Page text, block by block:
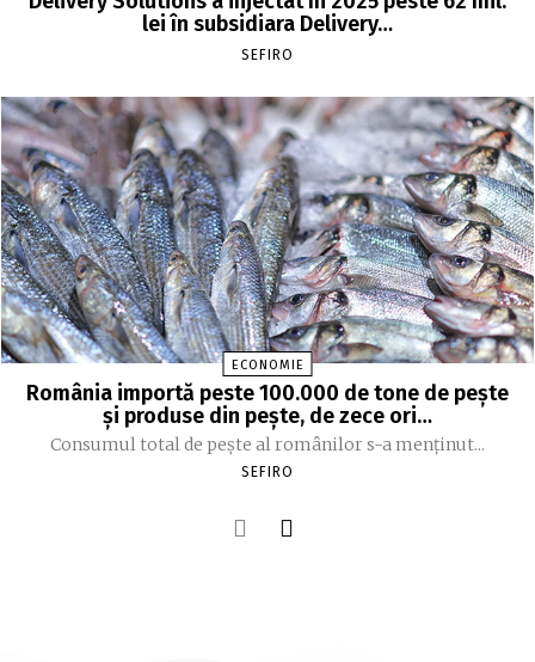
lei în subsidiara Delivery…
SEFIRO
ECONOMIE
România importă peste 100.000 de tone de peşte
şi produse din peşte, de zece ori…
Consumul total de peşte al ro­mâ­nilor s-a menţinut...
SEFIRO